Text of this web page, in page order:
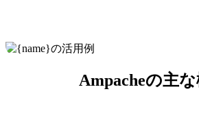
Ampacheの主